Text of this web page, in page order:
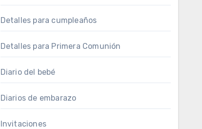
Detalles para cumpleaños
Detalles para Primera Comunión
Diario del bebé
Diarios de embarazo
Invitaciones